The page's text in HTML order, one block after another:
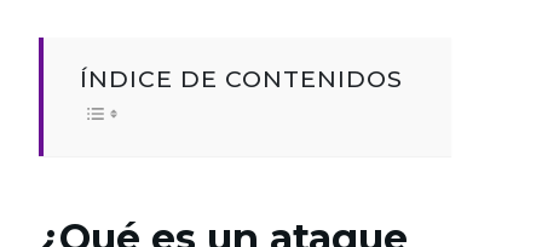
ÍNDICE DE CONTENIDOS